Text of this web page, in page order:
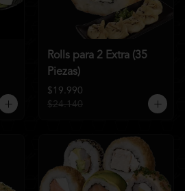
Rolls para 2 Extra (35
Piezas)
$19.990
$24.140